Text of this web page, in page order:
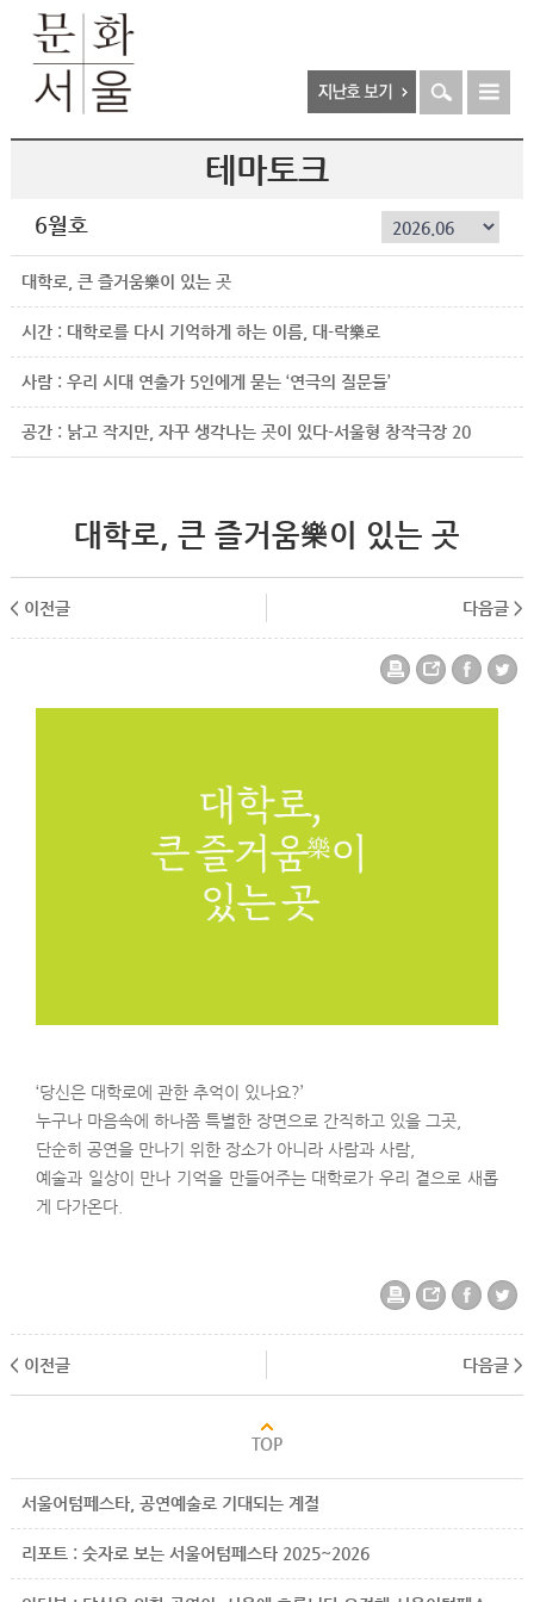
테마토크
6월호
대학로, 큰 즐거움樂이 있는 곳
시간 : 대학로를 다시 기억하게 하는 이름, 대-락樂로
사람 : 우리 시대 연출가 5인에게 묻는 ‘연극의 질문들’
공간 : 낡고 작지만, 자꾸 생각나는 곳이 있다-서울형 창작극장 20
대학로, 큰 즐거움樂이 있는 곳
< 이전글 다음글 >
‘당신은 대학로에 관한 추억이 있나요?’
누구나 마음속에 하나쯤 특별한 장면으로 간직하고 있을 그곳,
단순히 공연을 만나기 위한 장소가 아니라 사람과 사람,
예술과 일상이 만나 기억을 만들어주는 대학로가 우리 곁으로 새롭
게 다가온다.
< 이전글 다음글 >
서울어텀페스타, 공연예술로 기대되는 계절
리포트 : 숫자로 보는 서울어텀페스타 2025~2026